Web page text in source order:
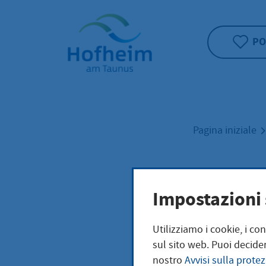
Home"
Pagina iniziale
Utilizziamo i cookie, i
sul sito web. Puoi
nostro Avvisi sulla